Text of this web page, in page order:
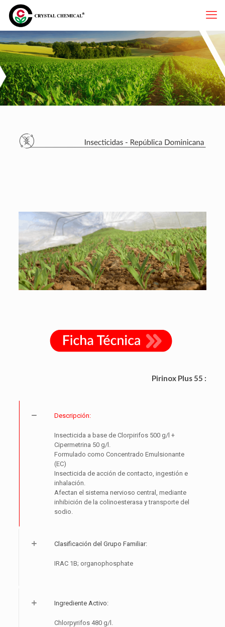
Pirinox Plus 55 :
Descripción:
Insecticida a base de Clorpirifos 500 g/l +
Cipermetrina 50 g/l.
Formulado como Concentrado Emulsionante
(EC)
Insecticida de acción de contacto, ingestión e
inhalación.
Afectan el sistema nervioso central, mediante
inhibición de la colinoesterasa y transporte del
sodio.
Clasificación del Grupo Familiar:
IRAC 1B; organophosphate
Ingrediente Activo:
Chlorpyrifos 480 g/l.